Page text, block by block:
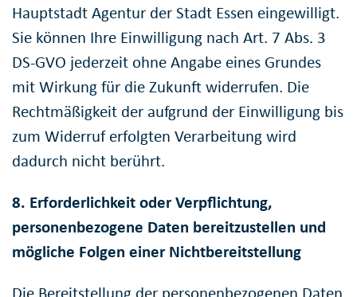
Hauptstadt Agentur der Stadt Essen eingewilligt.
Sie können Ihre Einwilligung nach Art. 7 Abs. 3
DS-GVO jederzeit ohne Angabe eines Grundes
mit Wirkung für die Zukunft widerrufen. Die
Rechtmäßigkeit der aufgrund der Einwilligung bis
zum Widerruf erfolgten Verarbeitung wird
dadurch nicht berührt.
8. Erforderlichkeit oder Verpflichtung,
personenbezogene Daten bereitzustellen und
mögliche Folgen einer Nichtbereitstellung